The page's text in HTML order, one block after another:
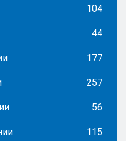
104
44
177
257
56
115